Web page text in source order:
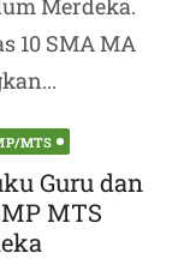
Merdeka.
10 SMA MA
MTS
Guru dan
MTS